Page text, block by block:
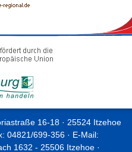
16-18 · 25524 Itzehoe
04821/699-356 · E-Mail:
1632 - 25506 Itzehoe ·